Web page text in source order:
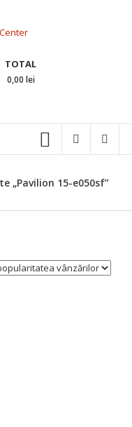
TOTAL
0,00 lei
„Pavilion 15-e050sf”